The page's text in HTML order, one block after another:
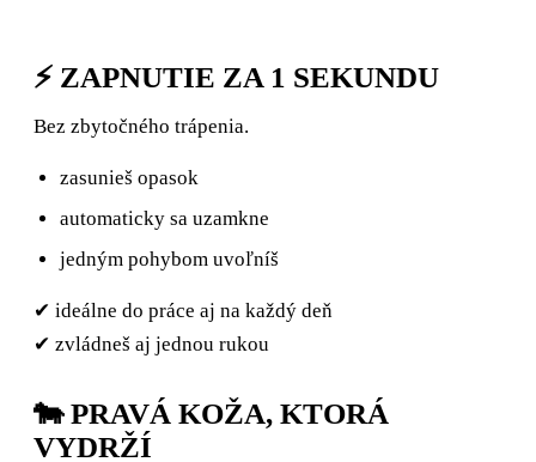
⚡ ZAPNUTIE ZA 1 SEKUNDU
Bez zbytočného trápenia.
zasunieš opasok
automaticky sa uzamkne
jedným pohybom uvoľníš
✔ ideálne do práce aj na každý deň
✔ zvládneš aj jednou rukou
🐄 PRAVÁ KOŽA, KTORÁ
VYDRŽÍ